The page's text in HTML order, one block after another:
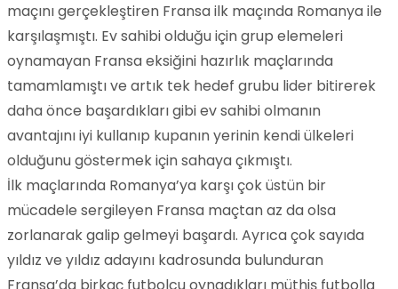
maçını gerçekleştiren Fransa ilk maçında Romanya ile
karşılaşmıştı. Ev sahibi olduğu için grup elemeleri
oynamayan Fransa eksiğini hazırlık maçlarında
tamamlamıştı ve artık tek hedef grubu lider bitirerek
daha önce başardıkları gibi ev sahibi olmanın
avantajını iyi kullanıp kupanın yerinin kendi ülkeleri
olduğunu göstermek için sahaya çıkmıştı.
İlk maçlarında Romanya’ya karşı çok üstün bir
mücadele sergileyen Fransa maçtan az da olsa
zorlanarak galip gelmeyi başardı. Ayrıca çok sayıda
yıldız ve yıldız adayını kadrosunda bulunduran